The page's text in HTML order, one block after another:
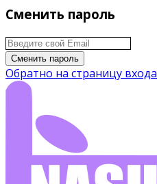
Сменить пароль
Сменить пароль
Обратно на страницу входа